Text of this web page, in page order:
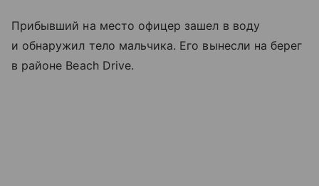
Прибывший на место офицер зашел в воду
и обнаружил тело мальчика. Его вынесли на берег
в районе Beach Drive.